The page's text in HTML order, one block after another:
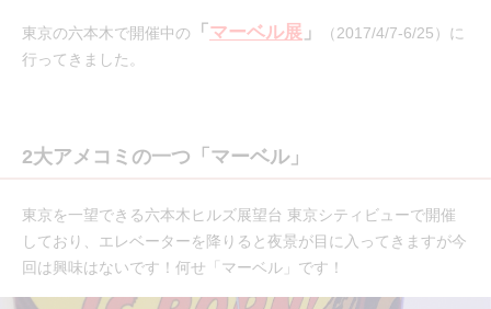
東京の六本木で開催中の 「 マーベル展 」
（2017/4/7-6/25）に
行ってきました。
2大アメコミの一つ「マーベル」
東京を一望できる六本木ヒルズ展望台 東京シティビューで開催
しており、エレベーターを降りると夜景が目に入ってきますが今
回は興味はないです！何せ「マーベル」です！